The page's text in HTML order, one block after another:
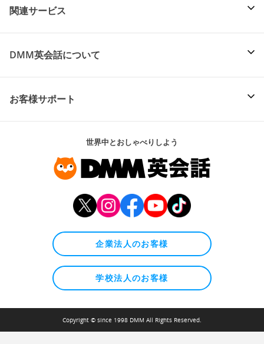
関連サービス
DMM英会話について
お客様サポート
世界中とおしゃべりしよう
企業法人のお客様
学校法人のお客様
Copyright © since 1998 DMM All Rights Reserved.